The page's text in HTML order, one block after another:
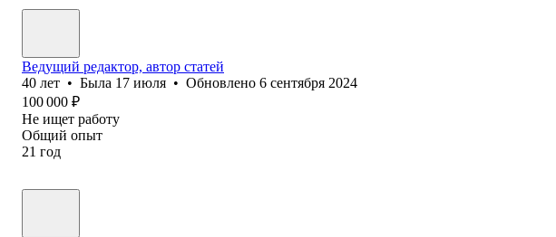
Ведущий редактор, автор статей
40 лет • Была 17 июля • Обновлено 6 сентября 2024
100 000 ₽
Не ищет работу
Общий опыт
21 год